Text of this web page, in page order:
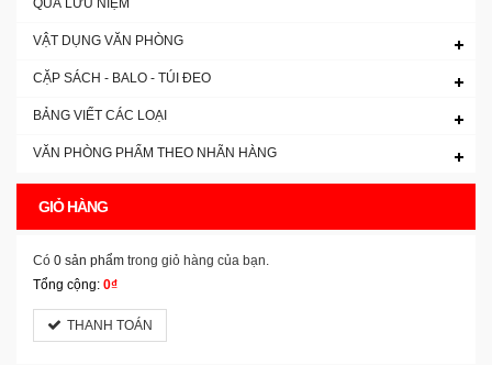
QUÀ LƯU NIỆM
VẬT DỤNG VĂN PHÒNG
CẶP SÁCH - BALO - TÚI ĐEO
BẢNG VIẾT CÁC LOẠI
VĂN PHÒNG PHẨM THEO NHÃN HÀNG
GIỎ HÀNG
Có 0 sản phẩm trong giỏ hàng của bạn.
Tổng cộng: 0₫
THANH TOÁN